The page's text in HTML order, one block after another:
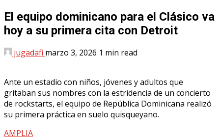
El equipo dominicano para el Clásico va
hoy a su primera cita con Detroit
jugadafi marzo 3, 2026 1 min read
Ante un estadio con niños, jóvenes y adultos que
gritaban sus nombres con la estridencia de un concierto
de rockstarts, el equipo de República Dominicana realizó
su primera práctica en suelo quisqueyano.
AMPLIA